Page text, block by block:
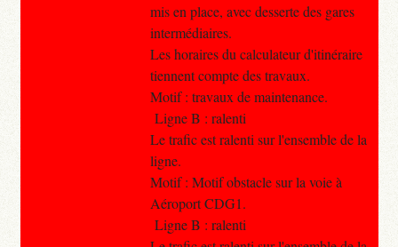
mis en place, avec desserte des gares
intermédiaires.
Les horaires du calculateur d'itinéraire
tiennent compte des travaux.
Motif : travaux de maintenance.
Ligne B : ralenti
Le trafic est ralenti sur l'ensemble de la
ligne.
Motif : Motif obstacle sur la voie à
Aéroport CDG1.
Ligne B : ralenti